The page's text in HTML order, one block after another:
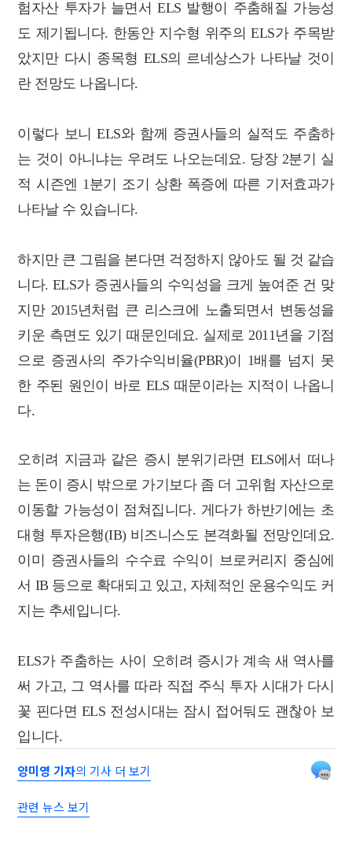
험자산 투자가 늘면서 ELS 발행이 주춤해질 가능성
도 제기됩니다. 한동안 지수형 위주의 ELS가 주목받
았지만 다시 종목형 ELS의 르네상스가 나타날 것이
란 전망도 나옵니다.
이렇다 보니 ELS와 함께 증권사들의 실적도 주춤하
는 것이 아니냐는 우려도 나오는데요. 당장 2분기 실
적 시즌엔 1분기 조기 상환 폭증에 따른 기저효과가
나타날 수 있습니다.
하지만 큰 그림을 본다면 걱정하지 않아도 될 것 같습
니다.ELS가 증권사들의 수익성을 크게 높여준 건 맞
지만 2015년처럼 큰 리스크에 노출되면서
변동성을
키운 측면도 있기 때문인데요. 실제로 2011년을 기점
으로 증권사의 주가수익비율(PBR)이 1배를 넘지 못
한 주된 원인이 바로 ELS 때문이라는 지적이 나옵니
다.
오히려 지금과 같은 증시 분위기라면 ELS에서 떠나
는 돈이 증시 밖으로 가기보다 좀 더 고위험 자산으로
이동할 가능성이 점쳐집니다. 게다가 하반기에는 초
대형 투자은행(IB) 비즈니스도 본격화될 전망인데요.
이미 증권사들의 수수료 수익이 브로커리지 중심에
서 IB 등으로 확대되고 있고, 자체적인 운용수익도 커
지는 추세입니다.
ELS가 주춤하는 사이 오히려 증시가 계속 새 역사를
써 가고, 그 역사를 따라 직접 주식 투자 시대가 다시
꽃 핀다면 ELS 전성시대는 잠시 접어둬도 괜찮아 보
입니다.
양미영 기자의 기사 더 보기
관련 뉴스 보기